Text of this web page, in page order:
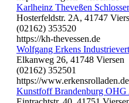
Karlheinz Theveßen
Hosterfeldstr. 2A, 41747
(02162) 353520
https://kh-thevessen.de
Wolfgang Erkens
Elkanweg 26, 41748 Viersen
(02162) 352501
https://www.erkensrolladen.de
Kunstfoff Brandenburg